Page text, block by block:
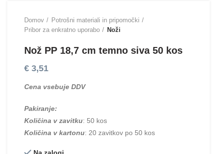
Domov
Potrošni materiali in pripomočki
Pribor za enkratno uporabo
Noži
Nož PP 18,7 cm temno siva 50 kos
€ 3,51
Cena vsebuje DDV
Pakiranje:
Količina v zavitku: 50 kos
Količina v kartonu: 20 zavitkov po 50 kos
Na zalogi